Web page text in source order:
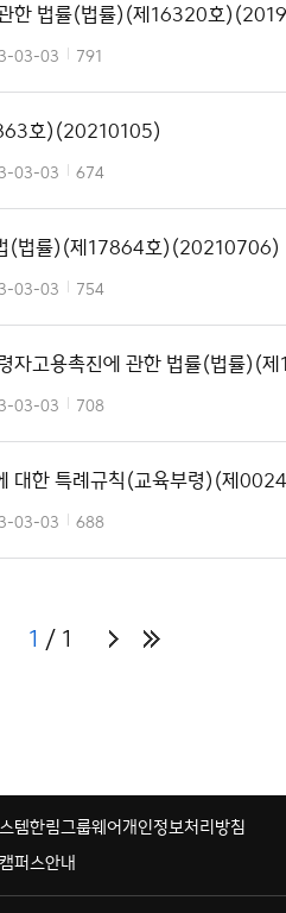
한 법률(법률)(제16320호
03-03 791
호)(20210105)
03-03 674
(법률)(제17864호)(20210706)
03-03 754
자고용촉진에 관한 법률(법률)(
03-03 708
대한 특례규칙(교육부령)(제
03-03 688
1 1
템한림그룹웨어개인정보처리방침
퍼스안내